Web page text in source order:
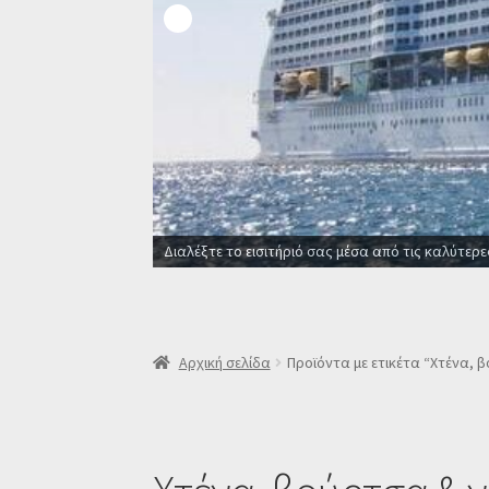
Αρχική σελίδα Προϊόντα με ετικέτα “Χτένα,